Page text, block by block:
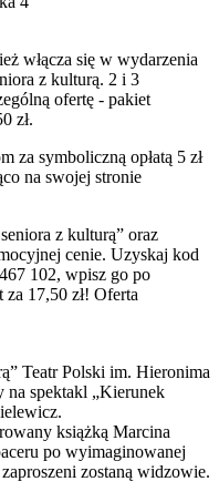
włącza się w wydarzenia
z kulturą. 2 i 3
ofertę - pakiet
zł.
za symboliczną opłatą 5 zł
na swojej stronie
z kulturą” oraz
cenie. Uzyskaj kod
102, wpisz go po
17,50 zł! Oferta
Teatr Polski im. Hieronima
spektakl „Kierunek
książką Marcina
po wyimaginowanej
zostaną widzowie.